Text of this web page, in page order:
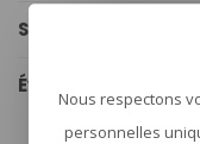
Spécifications
Évaluations
Nous respectons
personnelles